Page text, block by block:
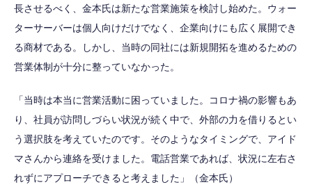
長させるべく、金本氏は新たな営業施策を検討し始めた。ウォー
ターサーバーは個人向けだけでなく、企業向けにも広く展開でき
る商材である。しかし、当時の同社には新規開拓を進めるための
営業体制が十分に整っていなかった。
「当時は本当に営業活動に困っていました。コロナ禍の影響もあ
り、社員が訪問しづらい状況が続く中で、外部の力を借りるとい
う選択肢を考えていたのです。そのようなタイミングで、アイド
マさんから連絡を受けました。電話営業であれば、状況に左右さ
れずにアプローチできると考えました」（金本氏）